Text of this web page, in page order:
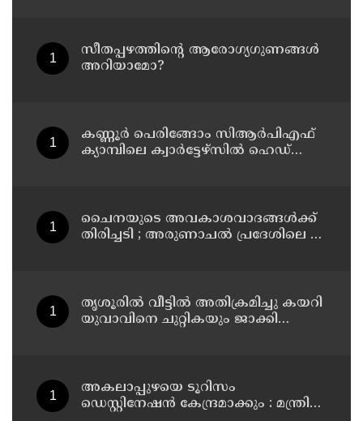
സീതപ്പഴത്തിന്റെ ആരോഗ്യഗുണങ്ങൾ
അറിയാമോ?
കണ്ണൂര്‍ പെരിങ്ങോം സിആര്‍പിഎഫ്
ക്യാമ്പിലെ ക്വാര്‍ട്ടേഴ്സില്‍ ഹെഡ്
ചൈനയുടെ അവകാശവാദങ്ങൾക്ക്
തിരിച്ചടി ; അരുണാചൽ പ്രദേശിലെ 27
തൃശൂരിൽ വീട്ടിൽ അതിക്രമിച്ചു കയറി
യുവാവിനെ ചുറ്റികയും ജാക്കി
അകലാപ്പുഴയെ ടൂറിസം
ഡെസ്റ്റിനേഷന്‍ കേന്ദ്രമാക്കും : മന്ത്രി